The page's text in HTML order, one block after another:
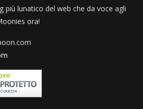
più lunatico del web che da voce agli
ora!